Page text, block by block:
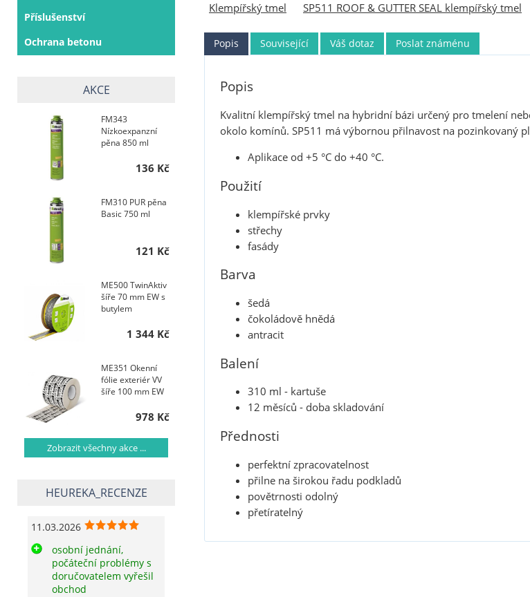
Klempířský tmel SP511 ROOF & GUTTER SEAL klempířský tmel
Popis Související Váš dotaz Poslat známénu
Popis
Kvalitní klempířský tmel na hybridní bázi určený pro tmelení
okolo komínů. SP511 má výbornou přilnavost na pozinkovaný
Aplikace od +5 °C do +40 °C.
Použití
klempířské prvky
střechy
fasády
Barva
šedá
čokoládově hnědá
antracit
Balení
310 ml - kartuše
12 měsíců - doba skladování
Přednosti
perfektní zpracovatelnost
přilne na širokou řadu podkladů
povětrnosti odolný
přetíratelný
Příslušenství
Ochrana betonu
AKCE
FM343
Nízkoexpanzní
pěna 850 ml
136 Kč
FM310 PUR pěna
Basic 750 ml
121 Kč
ME500 TwinAktiv
šíře 70 mm EW s
butylem
1 344 Kč
ME351 Okenní
fólie exteriér VV
šíře 100 mm EW
978 Kč
Zobrazit všechny akce ...
HEUREKA_RECENZE
11.03.2026
osobní jednání,
počáteční problémy s
doručovatelem vyřešil
obchod